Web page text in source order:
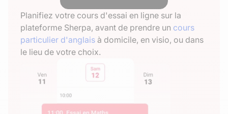
Planifiez votre cours d'essai en ligne sur la
plateforme Sherpa, avant de prendre un cours
particulier d'anglais à domicile, en visio, ou dans
le lieu de votre choix.